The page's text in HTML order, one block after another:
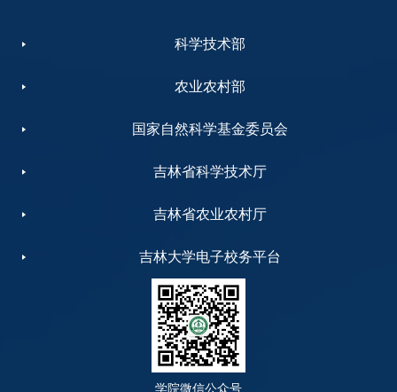
科学技术部
农业农村部
国家自然科学基金委员会
吉林省科学技术厅
吉林省农业农村厅
吉林大学电子校务平台
学院微信公众号